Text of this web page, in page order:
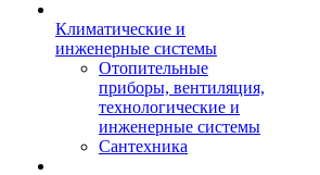
Климатические и
инженерные системы
Отопительные
приборы, вентиляция,
технологические и
инженерные системы
Сантехника